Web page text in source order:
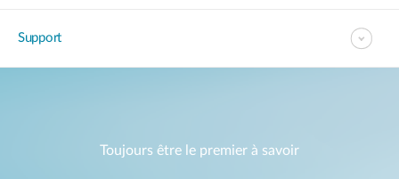
Support
Toujours être le premier à savoir